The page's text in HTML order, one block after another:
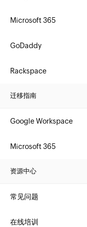
Microsoft 365
GoDaddy
Rackspace
迁移指南
Google Workspace
Microsoft 365
资源中心
常见问题
在线培训